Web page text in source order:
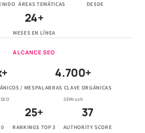
ÁREAS TEMÁTICAS DESDE
24+
MESES EN LÍNEA
ALCANCE SEO
/ MES
4.700+
PALABRAS CLAVE ORGÁNICAS
SEMrush
25+
RANKINGS TOP 3
37
AUTHORITY SCORE